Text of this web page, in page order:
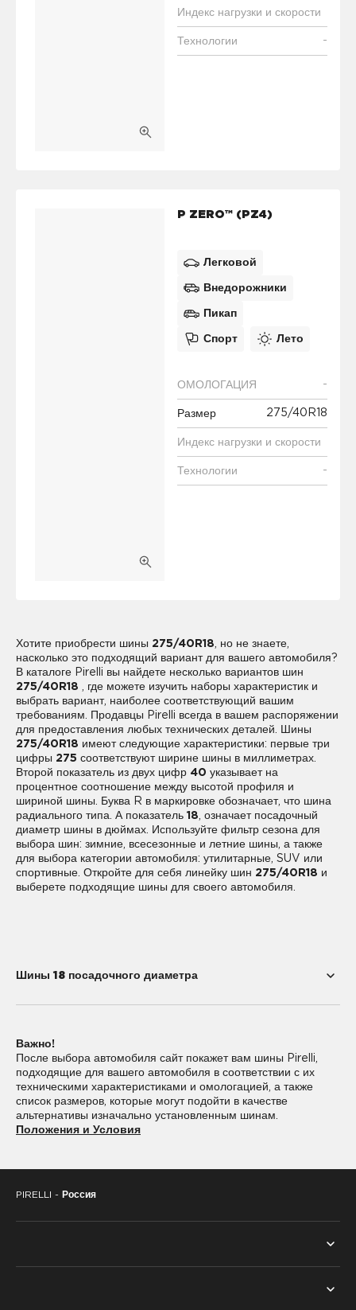
Индекс нагрузки и скорости
Технологии -
P ZERO™ (PZ4)
Легковой
Внедорожники
Пикап
Спорт Лето
ОМОЛОГАЦИЯ -
Размер 275/40R18
Индекс нагрузки и скорости
Технологии -
Хотите приобрести шины 275/40R18, но не знаете,
насколько это подходящий вариант для вашего автомобиля?
В каталоге Pirelli вы найдете несколько вариантов шин
275/40R18 , где можете изучить наборы характеристик и
выбрать вариант, наиболее соответствующий вашим
требованиям. Продавцы Pirelli всегда в вашем распоряжении
для предоставления любых технических деталей. Шины
275/40R18 имеют следующие характеристики: первые три
цифры 275 соответствуют ширине шины в миллиметрах.
Второй показатель из двух цифр 40 указывает на
процентное соотношение между высотой профиля и
шириной шины. Буква R в маркировке обозначает, что шина
радиального типа. А показатель 18, означает посадочный
диаметр шины в дюймах. Используйте фильтр сезона для
выбора шин: зимние, всесезонные и летние шины, а также
для выбора категории автомобиля: утилитарные, SUV или
спортивные. Откройте для себя линейку шин 275/40R18 и
выберете подходящие шины для своего автомобиля.
Шины 18 посадочного диаметра
215/50R18
215/60R18 225/40R18
225/45R18 225/50R18
235/40R18 235/45R18
245/35R18 245/40R18
Важно!
После выбора автомобиля сайт покажет вам шины Pirelli,
подходящие для вашего автомобиля в соответствии с их
техническими характеристиками и омологацией, а также
список размеров, которые могут подойти в качестве
альтернативы изначально установленным шинам.
Положения и Условия
PIRELLI - Россия